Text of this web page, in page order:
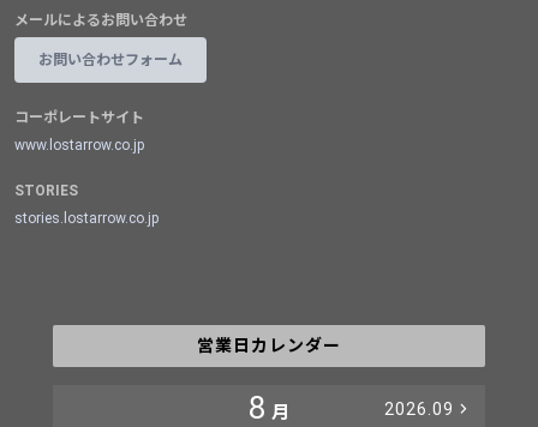
メールによるお問い合わせ
お問い合わせフォーム
コーポレートサイト
www.lostarrow.co.jp
STORIES
stories.lostarrow.co.jp
営業日カレンダー
8 月 2026.09